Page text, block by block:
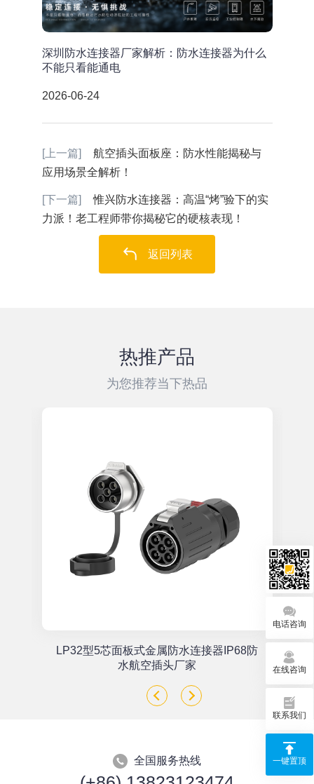
深圳防水连接器厂家解析：防水连接器为什么
不能只看能通电
2026-06-24
[上一篇]
航空插头面板座：防水性能揭秘与
应用场景全解析！
[下一篇]
惟兴防水连接器：高温“烤”验下的实
力派！老工程师带你揭秘它的硬核表现！
返回列表
热推产品
为您推荐当下热品
LP32型5芯面板式金属防水连接器IP68防
水航空插头厂家
全国服务热线
电话咨询
在线咨询
联系我们
一键置顶